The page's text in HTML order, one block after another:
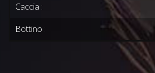
Caccia :
Bottino :